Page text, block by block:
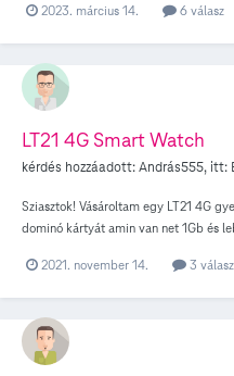
LTE/3G/2G (auto) van beállítva.
hálózatokra, legalábbis IMEI
készülékcserére. Előre is köszönöm.
2023. március 14. 6 válasz
LT21 4G Smart Watch
kérdés hozzáadott:András555, itt:
Sziasztok! Vásároltam egy LT21 4G
dominó kártyát amin van net 1Gb és
ikont de nincs internet kapcsolat le fel
ekkor már a 4g ikon-nál már a kis
azt mutatja de mégse megy fel a
helyét-se és nem is kommunikál vele
2021. november 14. 3 válasz